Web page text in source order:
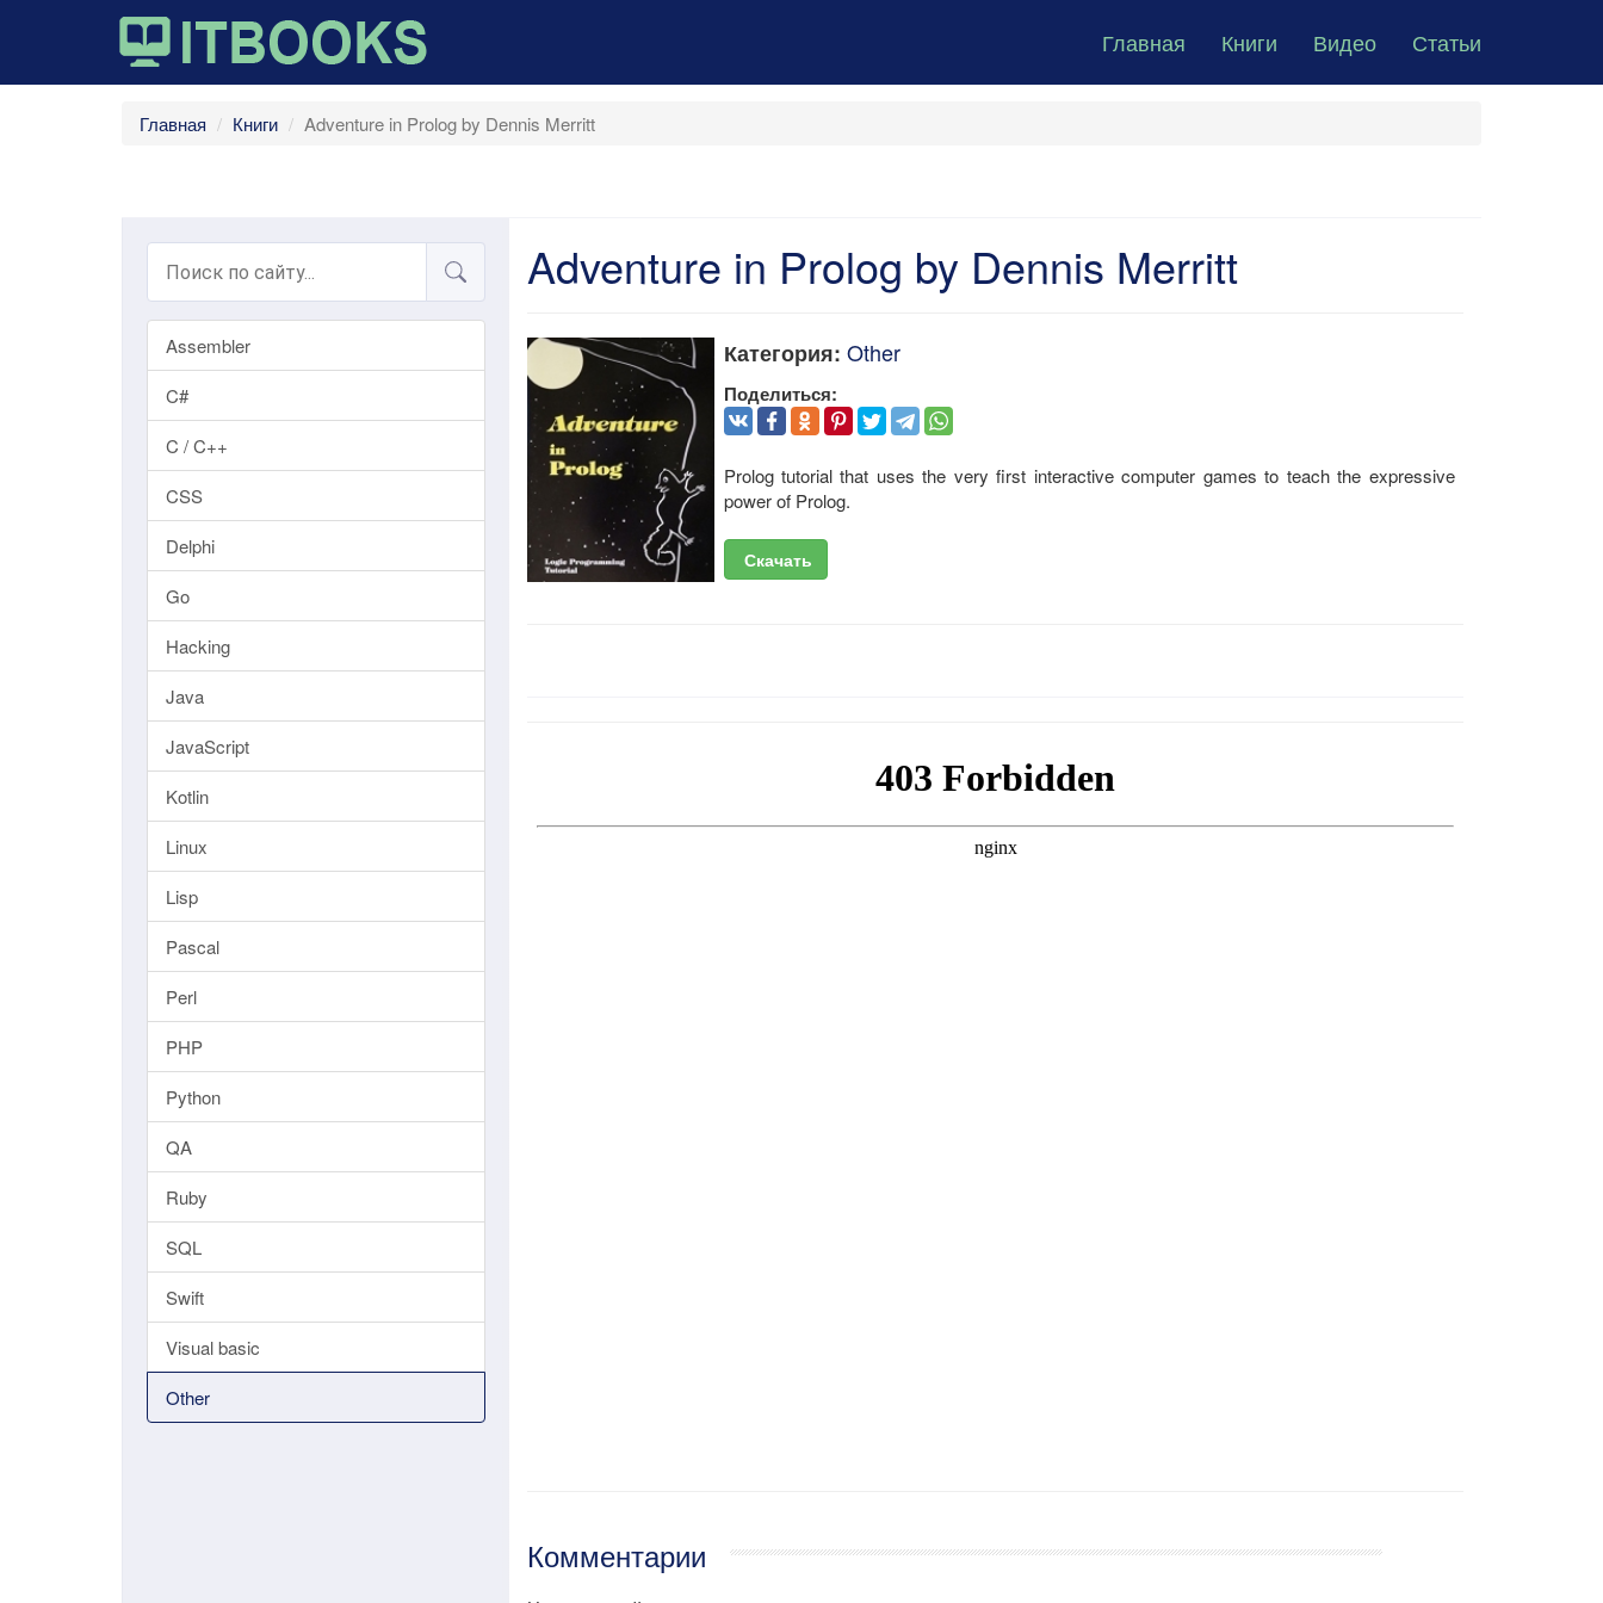
Главная Книги Видео Статьи
Главная Книги Adventure in Prolog by Dennis Merritt
Assembler
C#
C / C++
CSS
Delphi
Go
Hacking
Java
JavaScript
Kotlin
Linux
Lisp
Pascal
Perl
PHP
Python
QA
Ruby
SQL
Swift
Visual basic
Other
Adventure in Prolog by Dennis Merritt
Категория: Other
Поделиться:
Prolog tutorial that uses the very first interactive computer games to teach the expressive
power of Prolog.
Скачать
Комментарии